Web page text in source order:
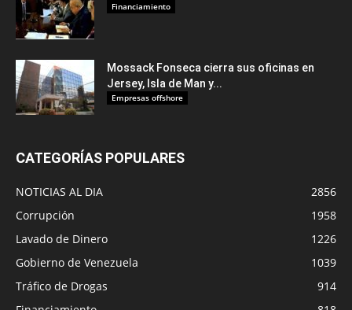
Financiamiento
Mossack Fonseca cierra sus oficinas en
Jersey, Isla de Man y...
Empresas offshore
CATEGORÍAS POPULARES
NOTICIAS AL DIA
2856
Corrupción
1958
Lavado de Dinero
1226
Gobierno de Venezuela
1039
Tráfico de Drogas
914